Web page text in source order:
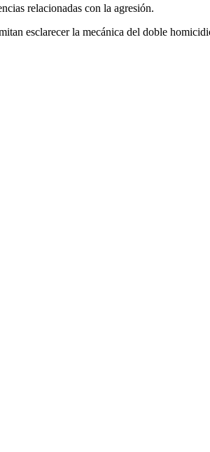
relacionadas con la agresión.
esclarecer la mecánica del doble